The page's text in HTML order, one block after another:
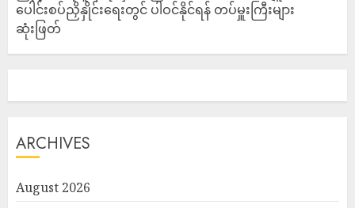
ပေါင်းစပ်ညှိနှိုင်းရေးတွင် ပါဝင်နိုင်ရန် တပ်မှူးကြီးများ
ဆုံးဖြတ်
ARCHIVES
August 2026